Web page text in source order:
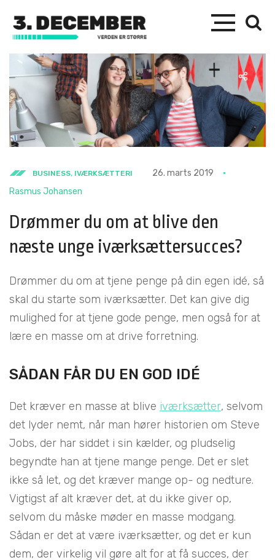
BUSINESS, IVÆRKSÆTTERI
26. marts 2019
Rasmus Johansen
Drømmer du om at blive den
næste unge iværksættersucces?
Drømmer du om at tjene penge på din egen idé, så
skal du starte som iværksætter. Det kan give dig
mulighed for at tjene gode penge, men også for at
lære en masse om at drive forretning.
SÅDAN FÅR DU EN GOD IDÉ
Det kræver en masse at blive iværksætter, selvom
det lyder nemt, når man hører historien om Steve
Jobs, der har siddet i sin kælder, og pludselig
begyndte han at tjene mange penge. Det er slet
ikke så let, og det kræver mange op- og nedture.
Vigtigst af alt kræver det, at du ikke giver op,
selvom du måske møder en masse modgang.
Sådan er det at være iværksætter, og det er kun
dem, der virkelig vil gøre alt for at få succes, der